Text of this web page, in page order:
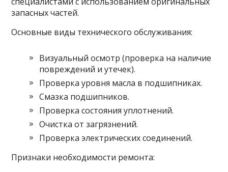
запасных частей.
Основные виды технического обслуживания:
Визуальный осмотр (проверка на наличие
повреждений и утечек).
Проверка уровня масла в подшипниках.
Смазка подшипников.
Проверка состояния уплотнений.
Очистка от загрязнений.
Проверка электрических соединений.
Признаки необходимости ремонта: